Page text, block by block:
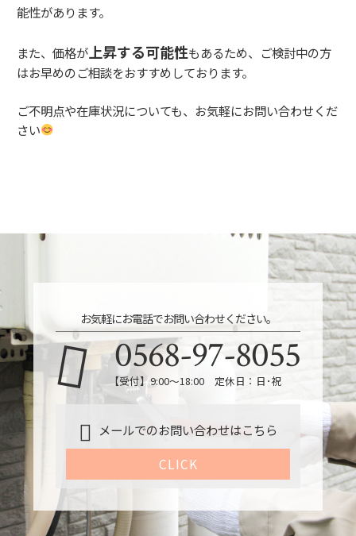
能性があります。
また、価格が上昇する可能性もあるため、ご検討中の方
はお早めのご相談をおすすめしております。
ご不明点や在庫状況についても、お気軽にお問い合わせくだ
さい
お気軽にお電話でお問い合わせください。
0568-97-8055
【受付】9:00～18:00 定休日：日･祝
メールでのお問い合わせはこちら
CLICK